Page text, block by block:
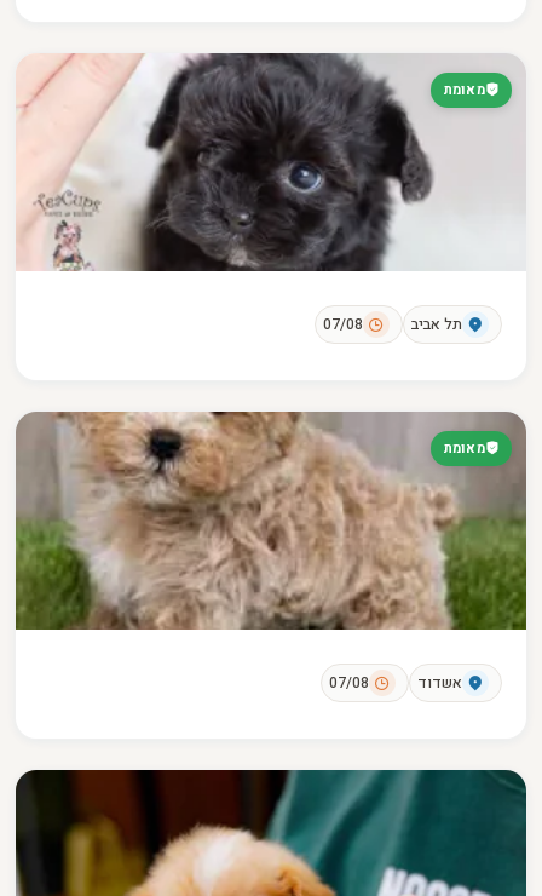
מאומת
תל אביב 07/08
מאומת
אשדוד 07/08